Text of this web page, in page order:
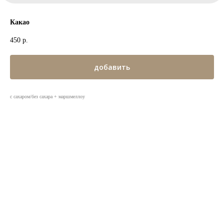
Какао
450 р.
добавить
с сахаром/без сахара + маршмеллоу